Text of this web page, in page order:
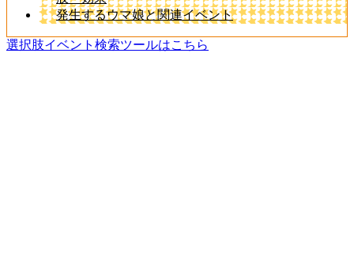
発生するウマ娘と関連イベント
選択肢イベント検索ツールはこちら